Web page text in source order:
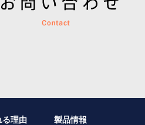
る理由 製品情報